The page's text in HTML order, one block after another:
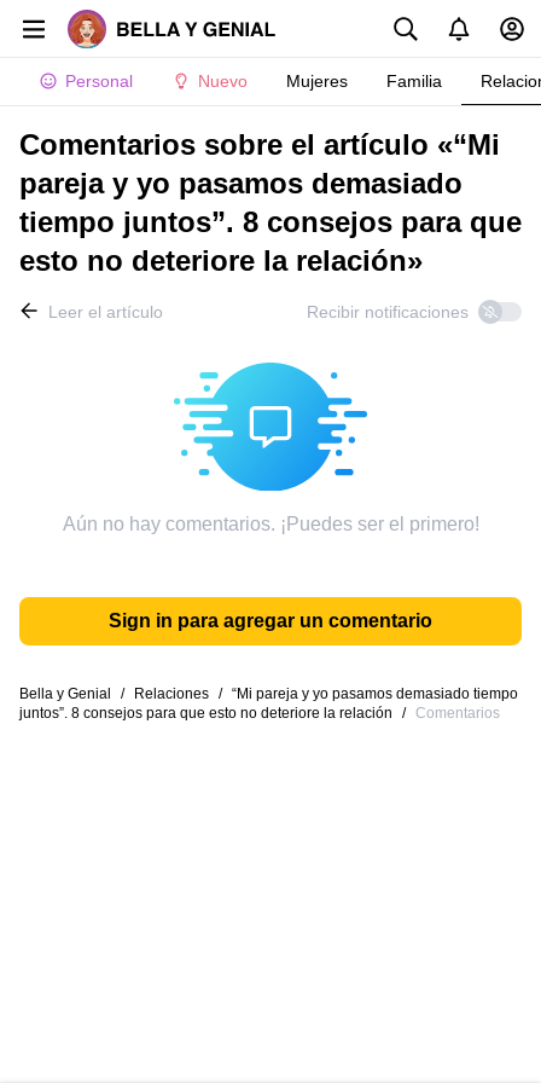
Personal Nuevo Mujeres Familia
Comentarios sobre el artículo «“Mi
pareja y yo pasamos demasiado
tiempo juntos”. 8 consejos para que
esto no deteriore la relación»
Leer el artículo Recibir notificaciones
Aún no hay comentarios. ¡Puedes ser el primero!
Sign in para agregar un comentario
Bella y Genial / Relaciones / “Mi pareja y yo pasamos demasiado tiempo
juntos”. 8 consejos para que esto no deteriore la relación
/ Comentarios